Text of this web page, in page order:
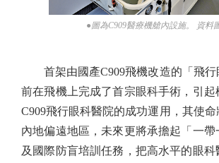
●圖為C909醫療機艙內設施。 資料
首架由國產C909飛機改造的「飛行
前在飛機上完成了首宗眼科手術，引起
C909飛行眼科醫院的成功運用，其使
內地偏遠地區，未來更將承擔起「一帶
及國際防盲培訓任務，把高水平的眼科